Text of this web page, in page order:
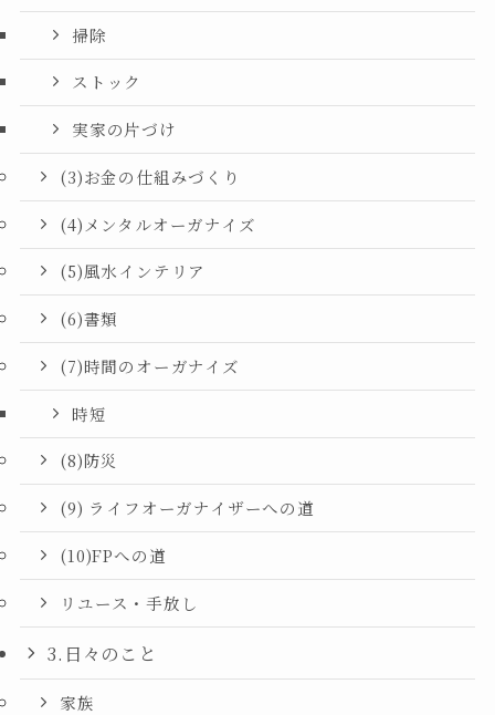
掃除
ストック
実家の片づけ
(3)お金の仕組みづくり
(4)メンタルオーガナイズ
(5)風水インテリア
(6)書類
(7)時間のオーガナイズ
時短
(8)防災
(9) ライフオーガナイザーへの道
(10)FPへの道
リユース・手放し
3.日々のこと
家族